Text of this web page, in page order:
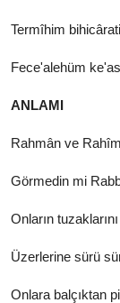
Termîhim
Fece'alehüm
ANLAMI
Rahmân ve
Görmedin mi
Onların
Üzerlerine sürü
Onlara balçıktan